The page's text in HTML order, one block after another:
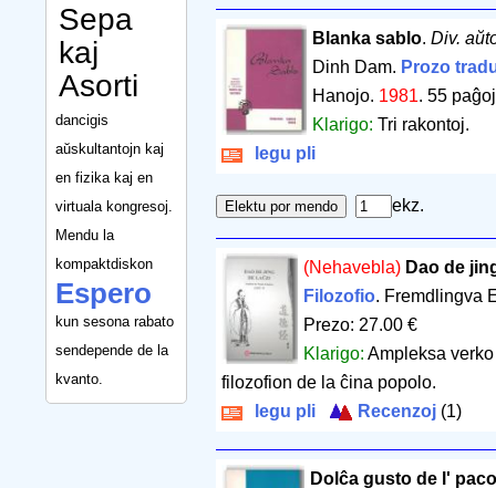
Sepa
kaj
Asorti
dancigis
aŭskultantojn kaj
en fizika kaj en
virtuala kongresoj.
Mendu la
kompaktdiskon
Espero
kun sesona rabato
sendepende de la
kvanto.
Blanka sablo.Div.
Dinh Dam. Prozo
Hanojo. 1981.55 paĝoj
Klarigo:Tri rakontoj.
legu pli
ekz.
(Nehavebla) Dao de
Filozofio. Fremdlingva
Prezo: 27.00 €
Klarigo:Ampleksa
filozofion de la ĉina popolo.
legu pli
Recenzoj (1)
Dolĉa gusto de l'